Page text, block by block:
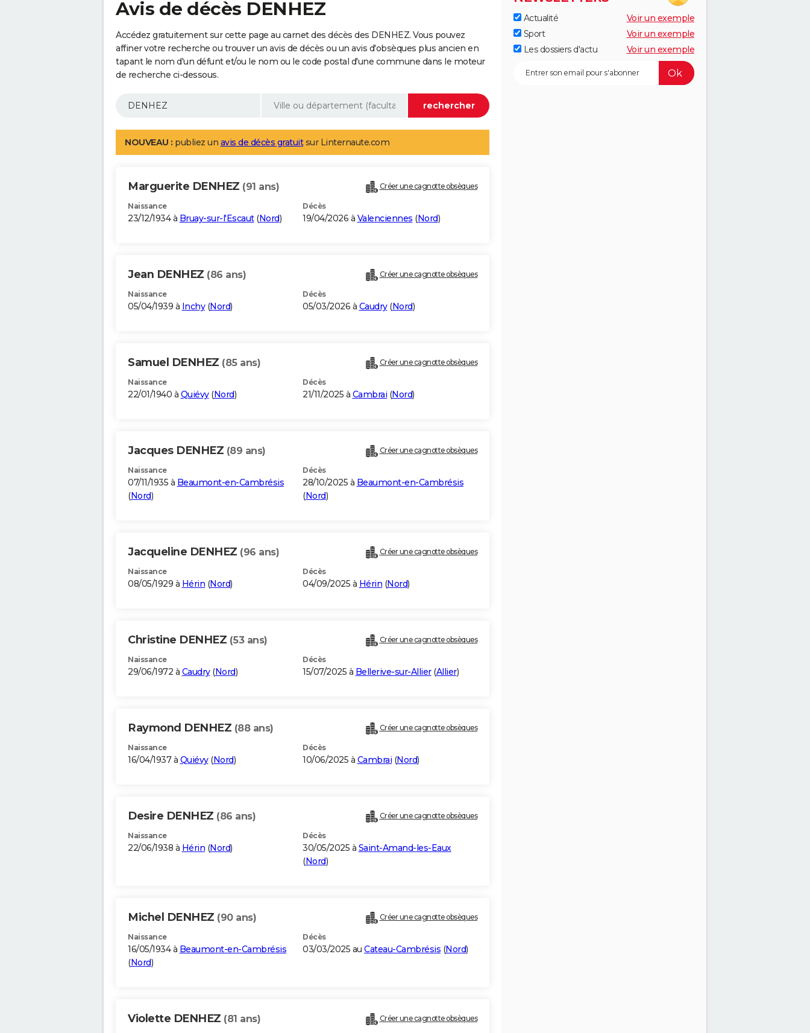
Avis de décès DENHEZ
Accédez gratuitement sur cette page au carnet des décès des DENHEZ. Vous pouvez
affiner votre recherche ou trouver un avis de décès ou un avis d'obsèques plus ancien en
tapant le nom d'un défunt et/ou le nom ou le code postal d'une commune dans le moteur
de recherche ci-dessous.
NOUVEAU : publiez un avis de décès gratuitsur Linternaute.com
Marguerite DENHEZ (91 ans) Créer une cagnotte obsèques
Naissance
23/12/1934 à Bruay-sur-l'Escaut(Nord)
Décès
19/04/2026 à Valenciennes (Nord)
Jean DENHEZ (86 ans) Créer une cagnotte obsèques
Naissance
05/04/1939 à Inchy(Nord)
Décès
05/03/2026 à Caudry(Nord)
Samuel DENHEZ (85 ans) Créer une cagnotte obsèques
Naissance
22/01/1940 à Quiévy(Nord)
Décès
21/11/2025 à Cambrai (Nord)
Jacques DENHEZ (89 ans) Créer une cagnotte obsèques
Naissance
07/11/1935 à Beaumont-en-Cambrésis
(Nord)
Décès
28/10/2025 à Beaumont-en-Cambrésis
(Nord)
Jacqueline DENHEZ (96 ans) Créer une cagnotte obsèques
Naissance
08/05/1929 à Hérin (Nord)
Décès
04/09/2025 à Hérin (Nord)
Christine DENHEZ (53 ans) Créer une cagnotte obsèques
Naissance
29/06/1972 à Caudry(Nord)
Décès
15/07/2025 à Bellerive-sur-Allier(Allier)
Raymond DENHEZ (88 ans) Créer une cagnotte obsèques
Naissance
16/04/1937 à Quiévy(Nord)
Décès
10/06/2025 à Cambrai (Nord)
Desire DENHEZ (86 ans) Créer une cagnotte obsèques
Naissance
22/06/1938 à Hérin (Nord)
Décès
30/05/2025 à Saint-Amand-les-Eaux
(Nord)
Michel DENHEZ (90 ans) Créer une cagnotte obsèques
Naissance
16/05/1934 à Beaumont-en-Cambrésis
(Nord)
Décès
03/03/2025 au Cateau-Cambrésis (Nord)
Violette DENHEZ (81 ans) Créer une cagnotte obsèques
Actualité
Voir un exemple
Sport
Voir un exemple
Les dossiers d'actu
Voir un exemple